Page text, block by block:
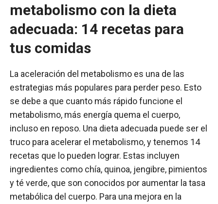
metabolismo con la dieta
adecuada: 14 recetas para
tus comidas
La aceleración del metabolismo es una de las
estrategias más populares para perder peso. Esto
se debe a que cuanto más rápido funcione el
metabolismo, más energía quema el cuerpo,
incluso en reposo. Una dieta adecuada puede ser el
truco para acelerar el metabolismo, y tenemos 14
recetas que lo pueden lograr. Estas incluyen
ingredientes como chía, quinoa, jengibre, pimientos
y té verde, que son conocidos por aumentar la tasa
metabólica del cuerpo. Para una mejora en la